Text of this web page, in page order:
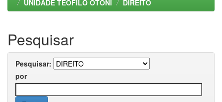
UNIDADE TEOFILO OTONI
DIREITO
Pesquisar
Pesquisar:
por